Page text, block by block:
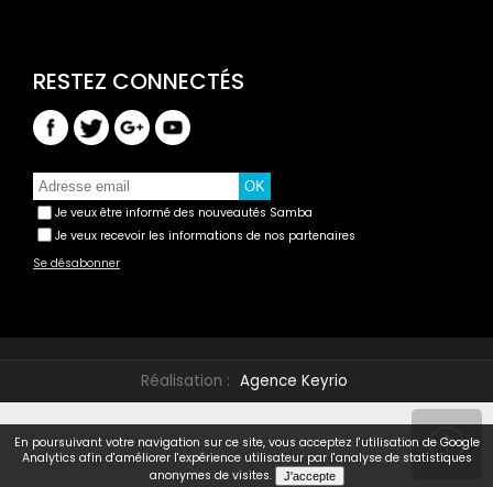
Je veux être informé des nouveautés Samba
Je veux recevoir les informations de nos partenaires
Se désabonner
Réalisation : Agence Keyrio
En poursuivant votre navigation sur ce site, vous acceptez l'utilisation de Google
Analytics afin d'améliorer l'expérience utilisateur par l'analyse de statistiques
anonymes de visites.